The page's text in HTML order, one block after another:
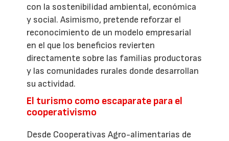
con la sostenibilidad ambiental, económica
y social. Asimismo, pretende reforzar el
reconocimiento de un modelo empresarial
en el que los beneficios revierten
directamente sobre las familias productoras
y las comunidades rurales donde desarrollan
su actividad.
El turismo como escaparate para el
cooperativismo
Desde Cooperativas Agro-alimentarias de